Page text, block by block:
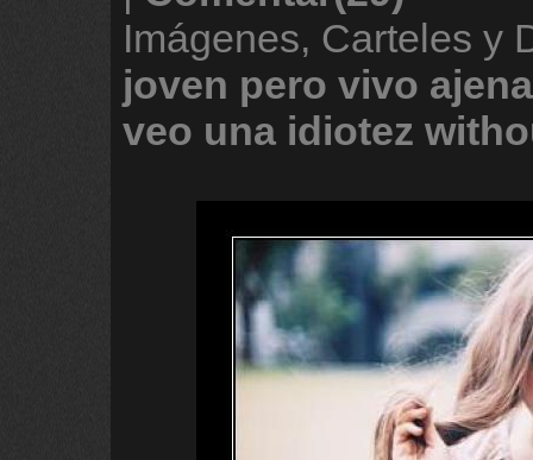
Imágenes, Carteles y
joven pero vivo ajena
veo una idiotez